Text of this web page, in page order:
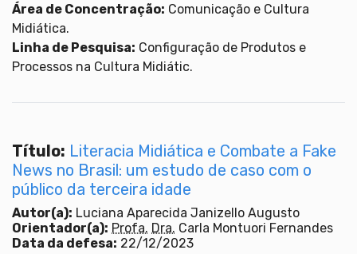
Área de Concentração: Comunicação e Cultura
Midiática.
Linha de Pesquisa: Configuração de Produtos e
Processos na Cultura Midiátic.
Título: Literacia Midiática e Combate a Fake
News no Brasil: um estudo de caso com o
público da terceira idade
Autor(a): Luciana Aparecida Janizello Augusto
Orientador(a): Profa. Dra. Carla Montuori Fernandes
Data da defesa: 22/12/2023